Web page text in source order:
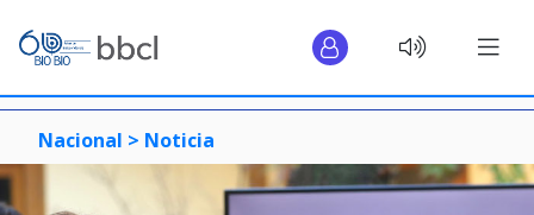
Nacional > Noticia